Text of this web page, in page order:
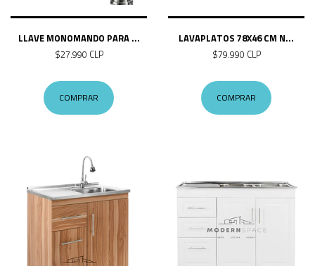
LLAVE MONOMANDO PARA ...
$27.990 CLP
COMPRAR
LAVAPLATOS 78X46 CM N...
$79.990 CLP
COMPRAR